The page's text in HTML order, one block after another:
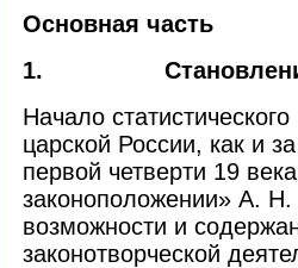
Основная часть
1.
Начало
царской России, как и
первой четверти 19
законоположении» А.
возможности и
законотворческой